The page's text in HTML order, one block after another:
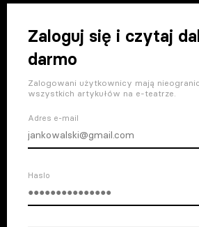
Zaloguj się i czytaj
darmo
Zalogowani użytkownicy mają
wszystkich artykułów na e-teatrze.
Adres e-mail
Haslo